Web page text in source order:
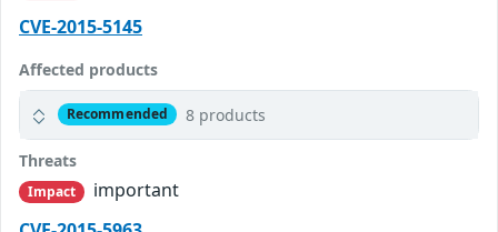
CVE-2015-5145
Affected products
Recommended 8 products
Threats
Impact
important